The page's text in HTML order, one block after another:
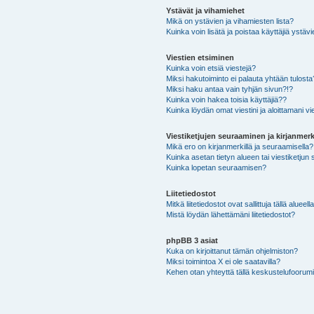
Ystävät ja vihamiehet
Mikä on ystävien ja vihamiesten lista?
Kuinka voin lisätä ja poistaa käyttäjiä
Viestien etsiminen
Kuinka voin etsiä viestejä?
Miksi hakutoiminto ei palauta yhtään
Miksi haku antaa vain tyhjän sivun?!?
Kuinka voin hakea toisia käyttäjiä??
Kuinka löydän omat viestini ja aloittamani
Viestiketjujen seuraaminen ja
Mikä ero on kirjanmerkillä ja seuraamisella?
Kuinka asetan tietyn alueen tai viestiketjun
Kuinka lopetan seuraamisen?
Liitetiedostot
Mitkä liitetiedostot ovat sallittuja tällä
Mistä löydän lähettämäni liitetiedostot?
phpBB 3 asiat
Kuka on kirjoittanut tämän ohjelmiston?
Miksi toimintoa X ei ole saatavilla?
Kehen otan yhteyttä tällä